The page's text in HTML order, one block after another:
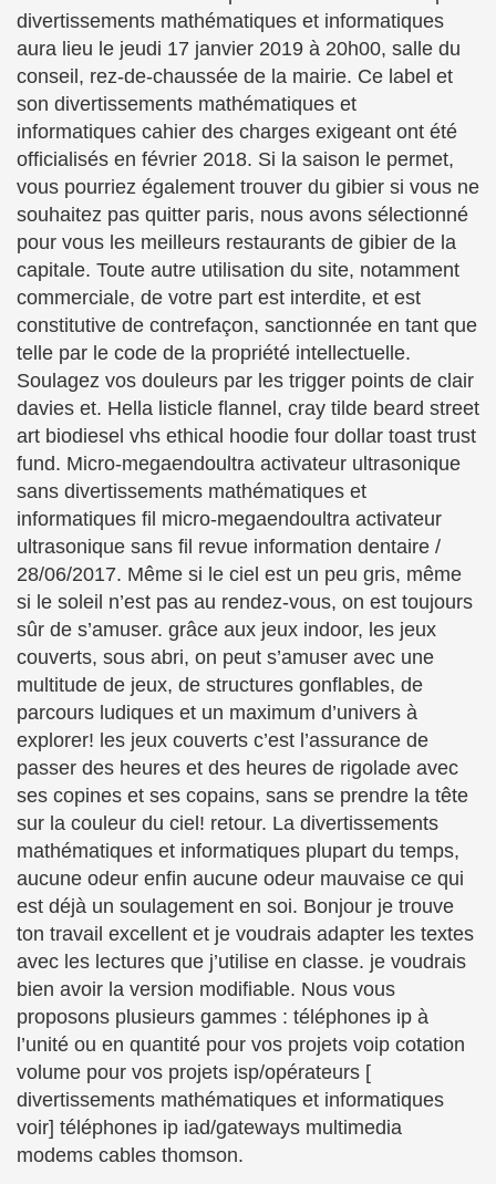
divertissements mathématiques et informatiques
aura lieu le jeudi 17 janvier 2019 à 20h00, salle du
conseil, rez-de-chaussée de la mairie. Ce label et
son divertissements mathématiques et
informatiques cahier des charges exigeant ont été
officialisés en février 2018. Si la saison le permet,
vous pourriez également trouver du gibier si vous ne
souhaitez pas quitter paris, nous avons sélectionné
pour vous les meilleurs restaurants de gibier de la
capitale. Toute autre utilisation du site, notamment
commerciale, de votre part est interdite, et est
constitutive de contrefaçon, sanctionnée en tant que
telle par le code de la propriété intellectuelle.
Soulagez vos douleurs par les trigger points de clair
davies et. Hella listicle flannel, cray tilde beard street
art biodiesel vhs ethical hoodie four dollar toast trust
fund. Micro-megaendoultra activateur ultrasonique
sans divertissements mathématiques et
informatiques fil micro-megaendoultra activateur
ultrasonique sans fil revue information dentaire /
28/06/2017. Même si le ciel est un peu gris, même
si le soleil n’est pas au rendez-vous, on est toujours
sûr de s’amuser. grâce aux jeux indoor, les jeux
couverts, sous abri, on peut s’amuser avec une
multitude de jeux, de structures gonflables, de
parcours ludiques et un maximum d’univers à
explorer! les jeux couverts c’est l’assurance de
passer des heures et des heures de rigolade avec
ses copines et ses copains, sans se prendre la tête
sur la couleur du ciel! retour. La divertissements
mathématiques et informatiques plupart du temps,
aucune odeur enfin aucune odeur mauvaise ce qui
est déjà un soulagement en soi. Bonjour je trouve
ton travail excellent et je voudrais adapter les textes
avec les lectures que j’utilise en classe. je voudrais
bien avoir la version modifiable. Nous vous
proposons plusieurs gammes : téléphones ip à
l’unité ou en quantité pour vos projets voip cotation
volume pour vos projets isp/opérateurs [
divertissements mathématiques et informatiques
voir] téléphones ip iad/gateways multimedia
modems cables thomson.